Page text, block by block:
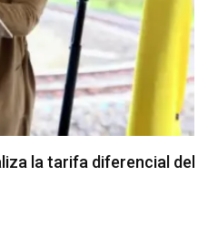
tarifa diferencial del